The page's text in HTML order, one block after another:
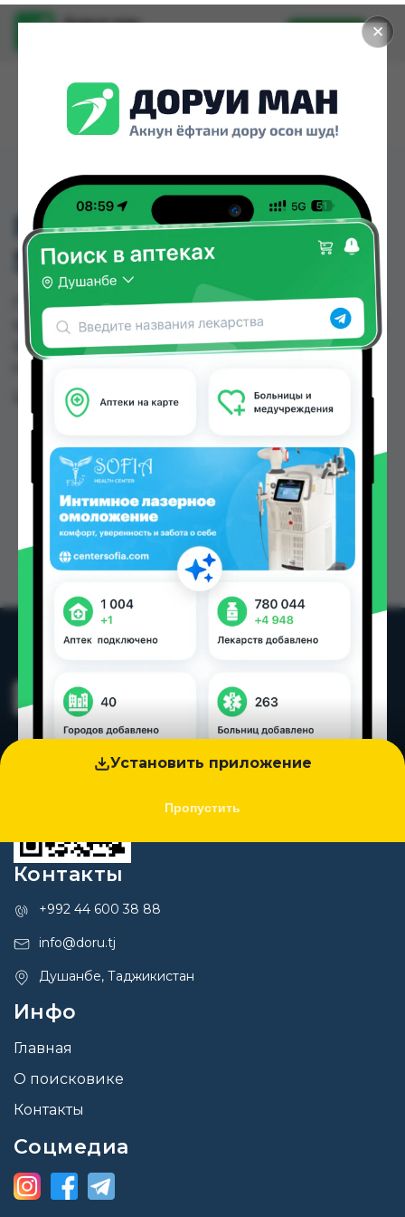
✕
Установить приложение
Пропустить
Доруи ман
Установить
ГУБКА ИЗ ПОРОЛОНА
5ШТ
ГУБКА ИЗ ПОРОЛОНА 5ШТ можно купить или
заказать в аптеках, Нишон №3, Эколайф по цене
от 12.00 TJS до 12.00 TJS в Душанбе и других
Цена: от12.00 TJS
Контакты
+992 44 600 38 88
info@doru.tj
Душанбе, Таджикистан
Инфо
Главная
О поисковике
Контакты
Соцмедиа